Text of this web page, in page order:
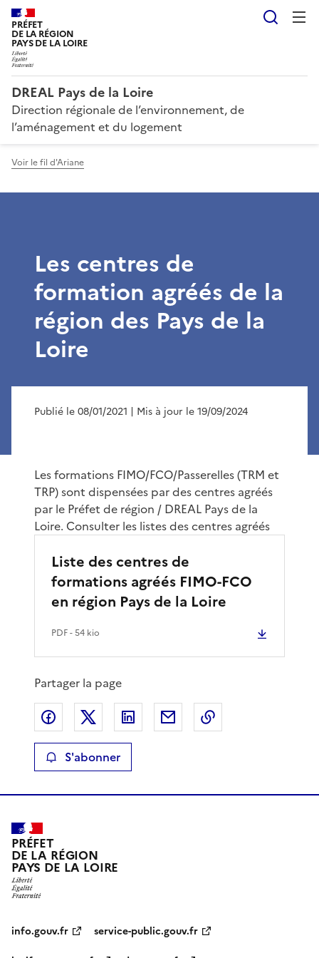
PRÉFET
DE LA RÉGION
PAYS DE LA LOIRE
DREAL Pays de la Loire
Direction régionale de l’environnement, de
l’aménagement et du logement
Voir le fil d'Ariane
Les centres de
formation agréés de la
région des Pays de la
Loire
Publié le 08/01/2021 | Mis à jour le 19/09/2024
Les formations FIMO/FCO/Passerelles (TRM et
TRP) sont dispensées par des centres agréés
par le Préfet de région / DREAL Pays de la
Loire. Consulter les listes des centres agréés
Liste des centres de
formations agréés FIMO-FCO
en région Pays de la Loire
PDF- 54 kio
Partager la page
Partager sur Facebook
Partager sur XPartager sur LinkedIn
Partager par email
S'abonner
PRÉFET
DE LA RÉGION
PAYS DE LA LOIRE
info.gouv.fr
service-public.gouv.fr